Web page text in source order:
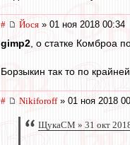
# Йося » 01 ноя 2018 00:34
gimp2 , о статке Комброа
Борзыкин так то по
# Nikiforoff» 01 ноя 2018
ЩукаСМ » 31 окт